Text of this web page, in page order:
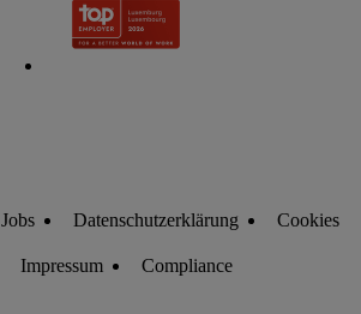
Jobs Datenschutzerklärung Cookies
Impressum Compliance